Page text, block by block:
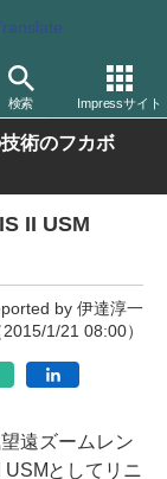
検索 Impressサイト
ン
術のフカボ
II USM
by 伊達淳一
2015/1/21 08:00）
遠ズームレン
としてリニ